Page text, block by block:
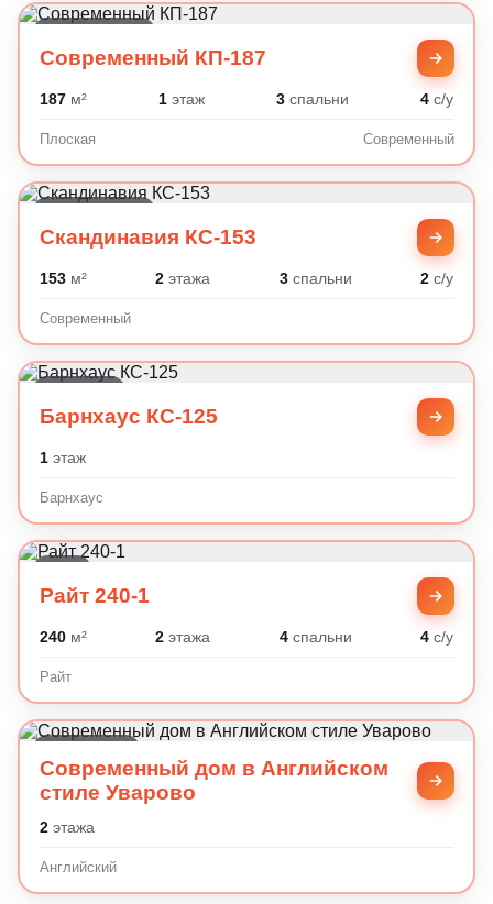
Современный КП-187
187м² 1этаж 3 спальни 4 с/у
Плоская Современный
Скандинавия КС-153
153м² 2 этажа 3спальни 2 с/у
Современный
Барнхаус КС-125
1этаж
Барнхаус
Райт 240-1
240м² 2 этажа 4спальни 4 с/у
Райт
Современный дом в Английском
стиле Уварово
2этажа
Английский